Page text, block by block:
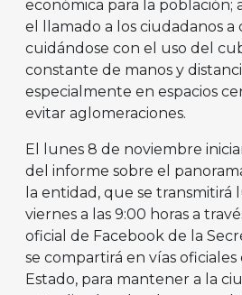
económica para la población;
el llamado a los ciudadanos
cuidándose con el uso del
constante de manos y
especialmente en espacios
evitar aglomeraciones.
El lunes 8 de noviembre
del informe sobre el
la entidad, que se transmitirá
viernes a las 9:00 horas a
oficial de Facebook de la
se compartirá en vías
Estado, para mantener a la